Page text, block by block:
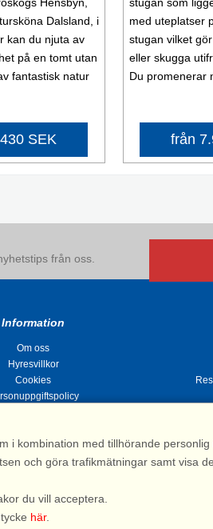
Dalsland, i
kan du njuta av
på en tomt utan
fantastisk natur
SEK
med uteplatser
stugan vilket
eller skugga
Du promenerar
från
från oss.
Information
Om oss
Hyresvillkor
Cookies
Stugsommar |Kvarngatan 2, 311 32
*) Fullständigt firmanamn, se
i kombination med tillhörande
och göra trafikmätningar samt visa
du vill acceptera.
här.